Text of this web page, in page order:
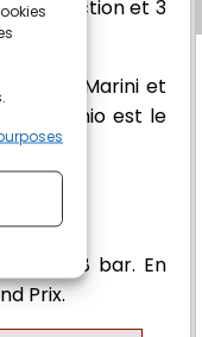
infraction et 3
Luca Marini et
est le
de 0,8 bar. En
Prix.